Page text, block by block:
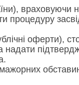
враховуючи
процедуру
оферти),
надати